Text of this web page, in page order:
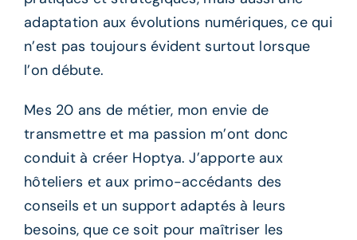
adaptation aux évolutions numériques, ce qui
n’est pas toujours évident surtout lorsque
l’on débute.
Mes 20 ans de métier, mon envie de
transmettre et ma passion m’ont donc
conduit à créer Hoptya. J’apporte aux
hôteliers et aux primo-accédants des
conseils et un support adaptés à leurs
besoins, que ce soit pour maîtriser les